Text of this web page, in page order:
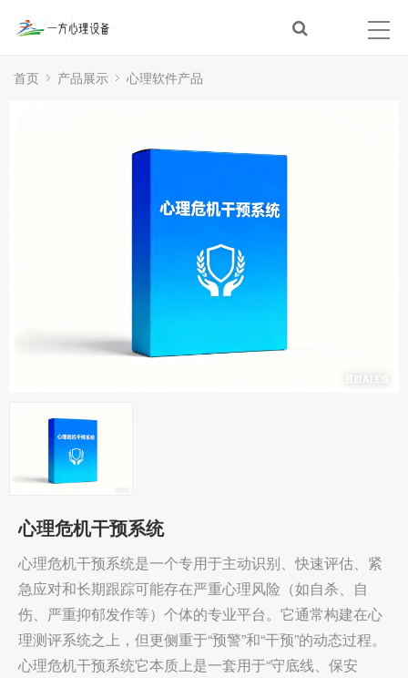
首页 产品展示 心理软件产品
心理危机干预系统
心理危机干预系统是一个专用于主动识别、快速评估、紧
急应对和长期跟踪可能存在严重心理风险（如自杀、自
伤、严重抑郁发作等）个体的专业平台。它通常构建在心
理测评系统之上，但更侧重于“预警”和“干预”的动态过程。
心理危机干预系统它本质上是一套用于“守底线、保安